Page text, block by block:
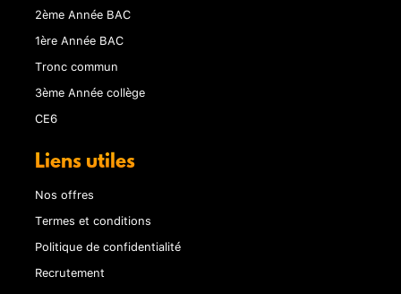
2ème Année BAC
1ère Année BAC
Tronc commun
3ème Année collège
CE6
Liens utiles
Nos offres
Termes et conditions
Politique de confidentialité
Recrutement